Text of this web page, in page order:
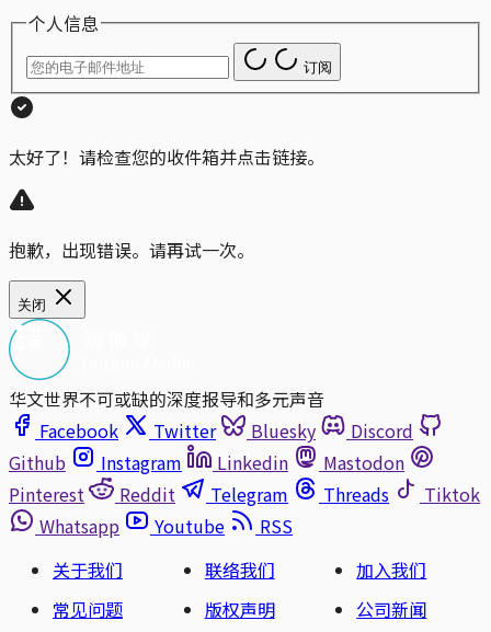
个人信息
订阅
太好了！请检查您的收件箱并点击链接。
抱歉，出现错误。请再试一次。
关闭
华文世界不可或缺的深度报导和多元声音
Facebook
Twitter Bluesky
Discord
Github
Instagram Linkedin
Mastodon
Pinterest
Reddit Telegram Threads
Tiktok
Whatsapp
Youtube
RSS
关于我们
联络我们
加入我们
常见问题
版权声明
公司新闻